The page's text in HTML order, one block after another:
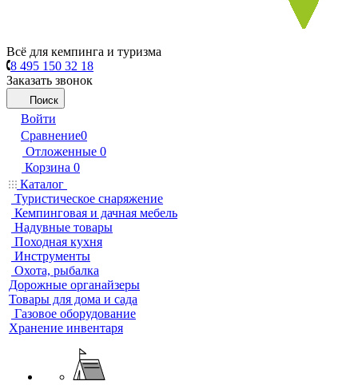
Всё для кемпинга и туризма
8 495 150 32 18
Заказать звонок
Поиск
Войти
Сравнение0
Отложенные 0
Корзина 0
Каталог
Туристическое снаряжение
Кемпинговая и дачная мебель
Надувные товары
Походная кухня
Инструменты
Охота, рыбалка
Дорожные органайзеры
Товары для дома и сада
Газовое оборудование
Хранение инвентаря